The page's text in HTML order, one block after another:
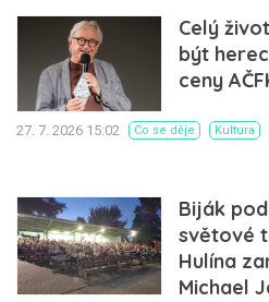
Celý
být
ceny
27. 7. 2026 15:02 Co se děje Kultura
Biják
světové
Hulína
Michael